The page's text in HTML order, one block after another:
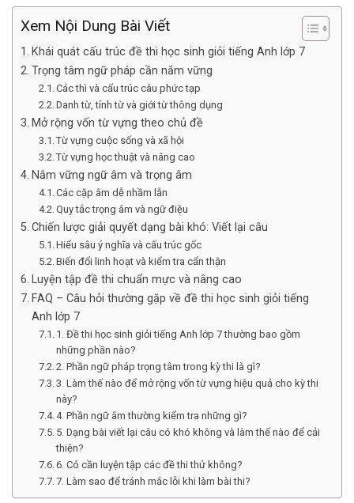
Xem Nội Dung Bài Viết
Khái quát cấu trúc đề thi học sinh giỏi tiếng Anh lớp 7
Trọng tâm ngữ pháp cần nắm vững
Các thì và cấu trúc câu phức tạp
Danh từ, tính từ và giới từ thông dụng
Mở rộng vốn từ vựng theo chủ đề
Từ vựng cuộc sống và xã hội
Từ vựng học thuật và nâng cao
Nắm vững ngữ âm và trọng âm
Các cặp âm dễ nhầm lẫn
Quy tắc trọng âm và ngữ điệu
Chiến lược giải quyết dạng bài khó: Viết lại câu
Hiểu sâu ý nghĩa và cấu trúc gốc
Biến đổi linh hoạt và kiểm tra cẩn thận
Luyện tập đề thi chuẩn mực và nâng cao
FAQ – Câu hỏi thường gặp về đề thi học sinh giỏi tiếng
Anh lớp 7
1. Đề thi học sinh giỏi tiếng Anh lớp 7 thường bao gồm
những phần nào?
2. Phần ngữ pháp trọng tâm trong kỳ thi là gì?
3. Làm thế nào để mở rộng vốn từ vựng hiệu quả cho kỳ thi
này?
4. Phần ngữ âm thường kiểm tra những gì?
5. Dạng bài viết lại câu có khó không và làm thế nào để cải
thiện?
6. Có cần luyện tập các đề thi thử không?
7. Làm sao để tránh mắc lỗi khi làm bài thi?